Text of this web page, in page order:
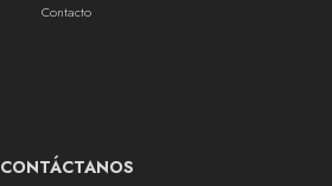
Contacto
CONTÁCTANOS